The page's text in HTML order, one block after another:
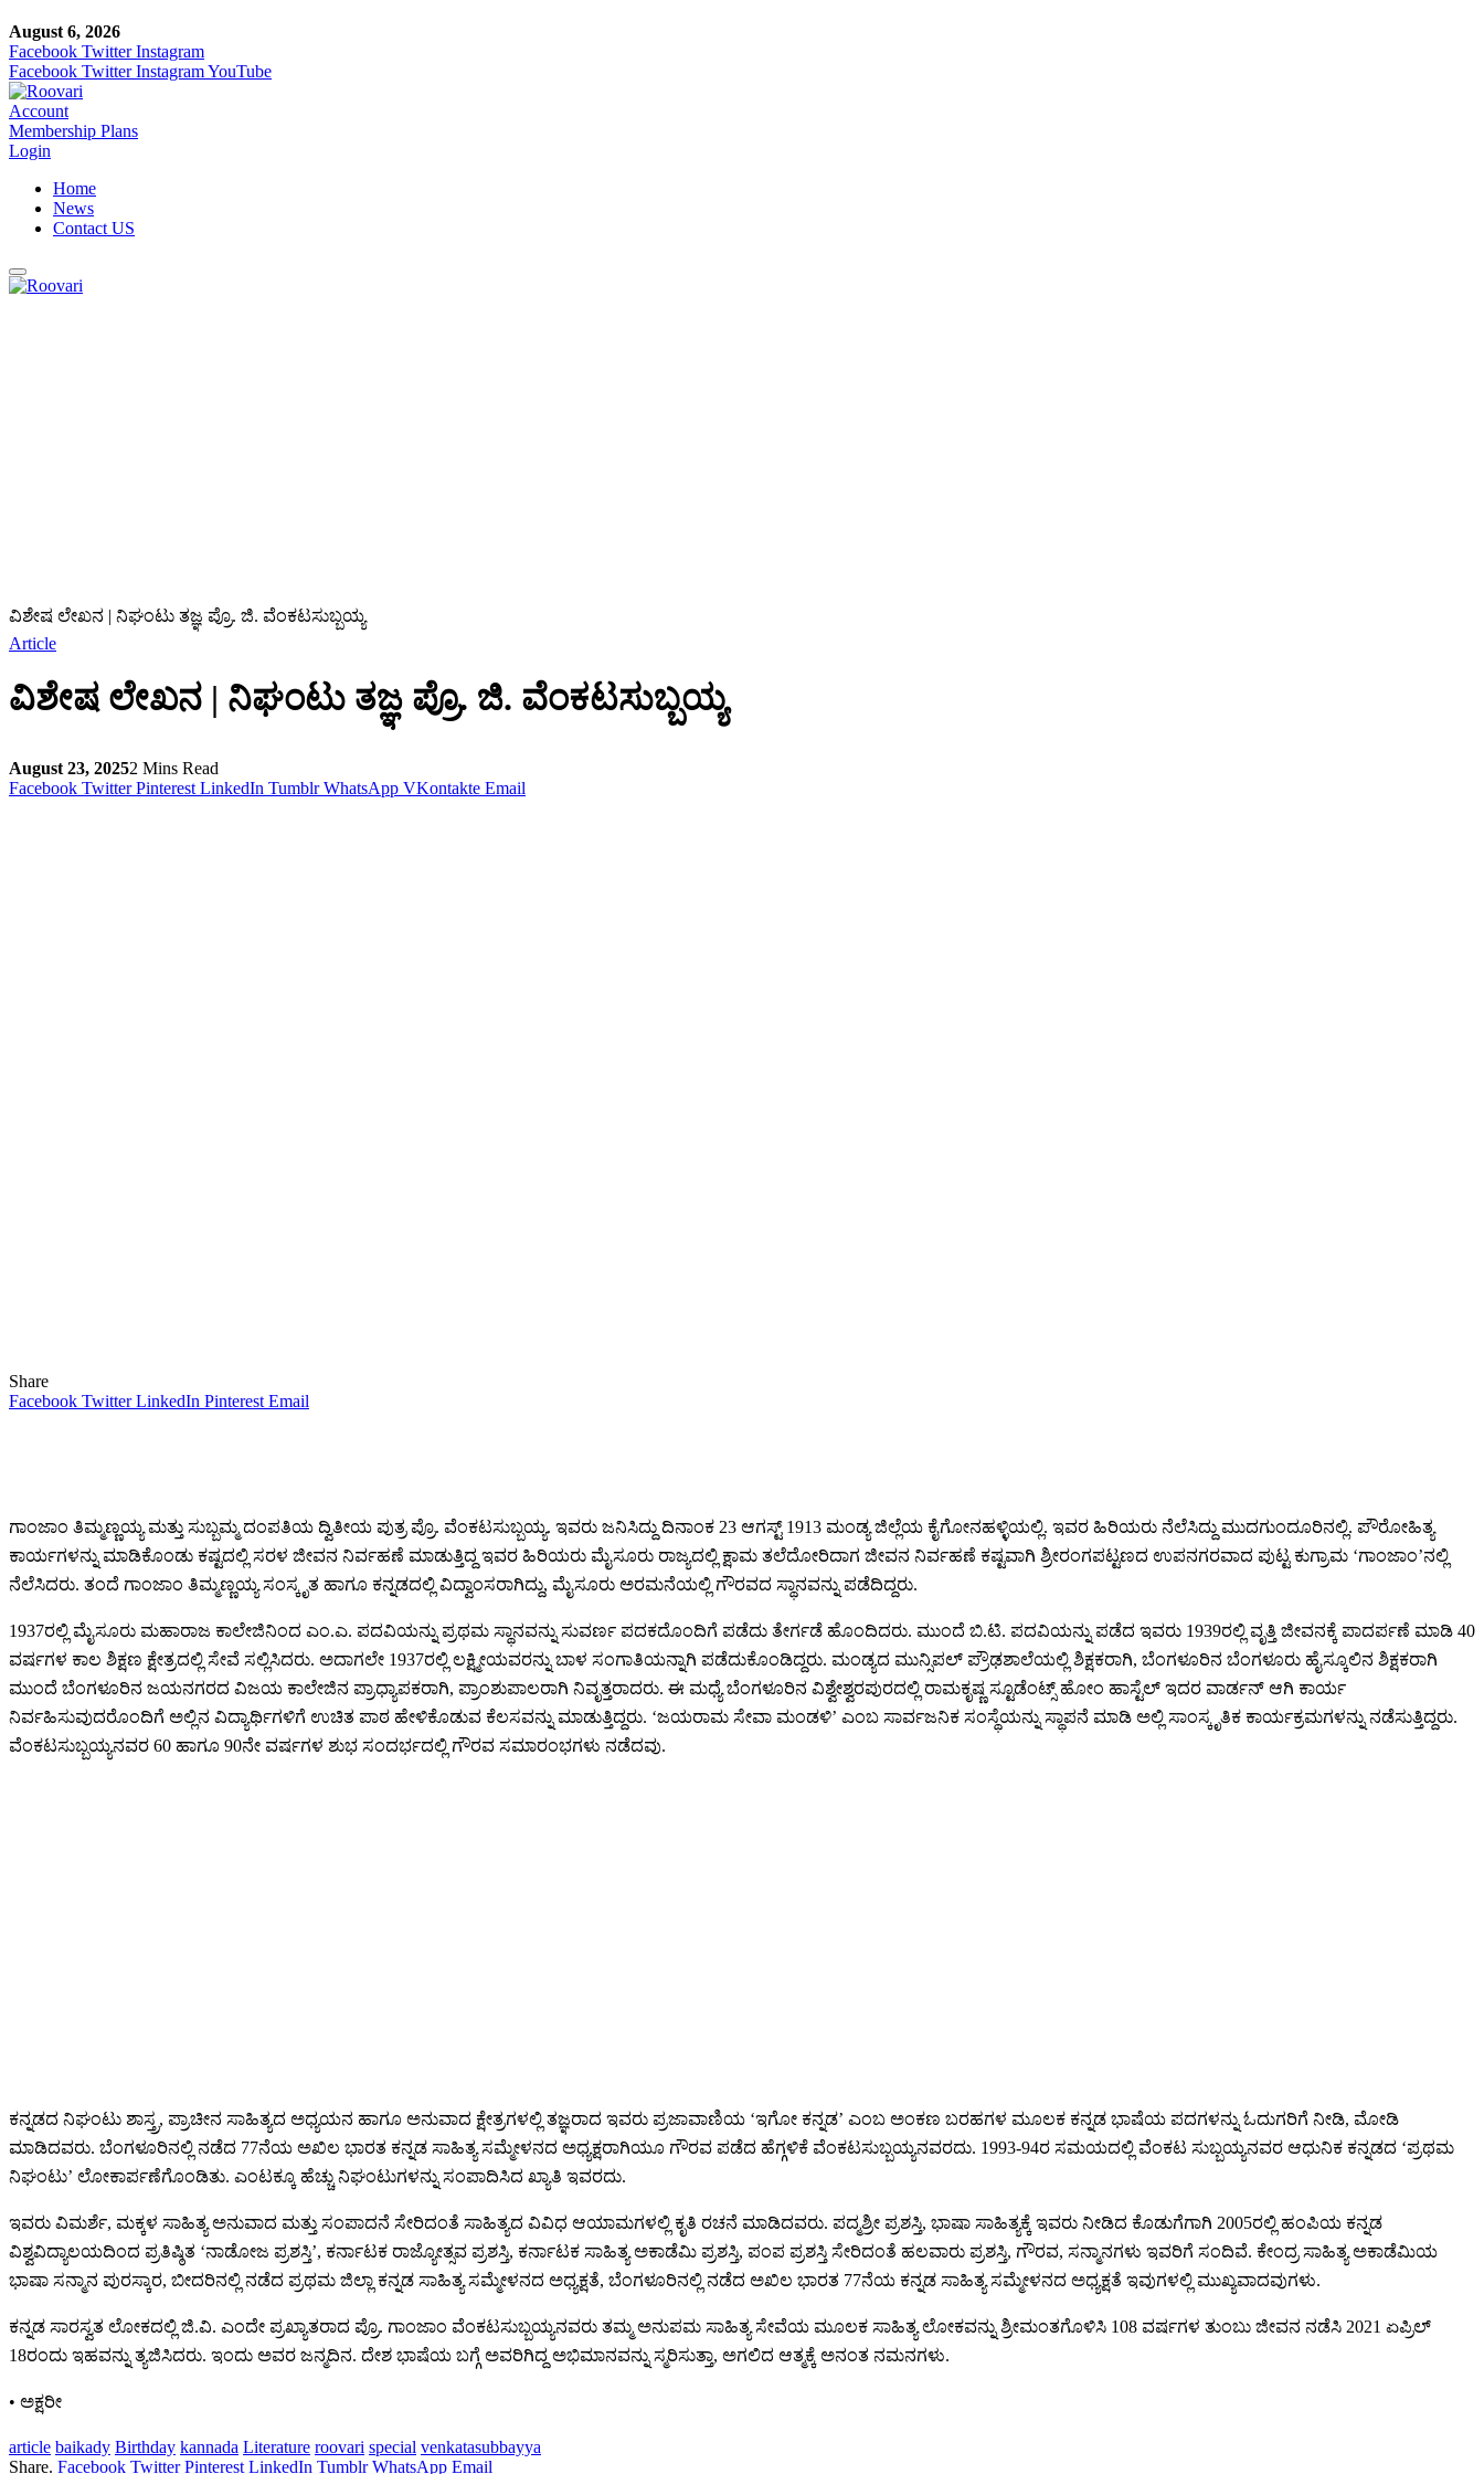
August 6, 2026
Facebook Twitter Instagram
Facebook Twitter InstagramYouTube
Account
Membership Plans
Login
Home
News
Contact US
ವಿಶೇಷ ಲೇಖನ | ನಿಘಂಟು ತಜ್ಞ ಪ್ರೊ. ಜಿ. ವೆಂಕಟಸುಬ್ಬಯ್ಯ
Article
ವಿಶೇಷ ಲೇಖನ | ನಿಘಂಟು ತಜ್ಞ ಪ್ರೊ. ಜಿ. ವೆಂಕಟಸುಬ್ಬಯ್ಯ
August 23, 20252 Mins Read
Facebook Twitter Pinterest LinkedIn Tumblr WhatsApp VKontakte Email
Share
Facebook Twitter LinkedIn Pinterest Email
ಗಾಂಜಾಂ ತಿಮ್ಮಣ್ಣಯ್ಯ ಮತ್ತು ಸುಬ್ಬಮ್ಮ ದಂಪತಿಯ ದ್ವಿತೀಯ ಪುತ್ರ ಪ್ರೊ. ವೆಂಕಟಸುಬ್ಬಯ್ಯ. ಇವರು ಜನಿಸಿದ್ದು ದಿನಾಂಕ 23 ಆಗಸ್ಟ್ 1913 ಮಂಡ್ಯ ಜಿಲ್ಲೆಯ ಕೈಗೋನಹಳ್ಳಿಯಲ್ಲಿ. ಇವರ ಹಿರಿಯರು ನೆಲೆಸಿದ್ದು ಮುದಗುಂದೂರಿನಲ್ಲಿ. ಪೌರೋಹಿತ್ಯ
ಕಾರ್ಯಗಳನ್ನು ಮಾಡಿಕೊಂಡು ಕಷ್ಟದಲ್ಲಿ ಸರಳ ಜೀವನ ನಿರ್ವಹಣೆ ಮಾಡುತ್ತಿದ್ದ ಇವರ ಹಿರಿಯರು ಮೈಸೂರು ರಾಜ್ಯದಲ್ಲಿ ಕ್ಷಾಮ ತಲೆದೋರಿದಾಗ ಜೀವನ ನಿರ್ವಹಣೆ ಕಷ್ಟವಾಗಿ ಶ್ರೀರಂಗಪಟ್ಟಣದ ಉಪನಗರವಾದ ಪುಟ್ಟ ಕುಗ್ರಾಮ ‘ಗಾಂಜಾಂ’ನಲ್ಲಿ
ನೆಲೆಸಿದರು. ತಂದೆ ಗಾಂಜಾಂ ತಿಮ್ಮಣ್ಣಯ್ಯ ಸಂಸ್ಕೃತ ಹಾಗೂ ಕನ್ನಡದಲ್ಲಿ ವಿದ್ವಾಂಸರಾಗಿದ್ದು, ಮೈಸೂರು ಅರಮನೆಯಲ್ಲಿ ಗೌರವದ ಸ್ಥಾನವನ್ನು ಪಡೆದಿದ್ದರು.
1937ರಲ್ಲಿ ಮೈಸೂರು ಮಹಾರಾಜ ಕಾಲೇಜಿನಿಂದ ಎಂ.ಎ. ಪದವಿಯನ್ನು ಪ್ರಥಮ ಸ್ಥಾನವನ್ನು ಸುವರ್ಣ ಪದಕದೊಂದಿಗೆ ಪಡೆದು ತೇರ್ಗಡೆ ಹೊಂದಿದರು. ಮುಂದೆ ಬಿ.ಟಿ. ಪದವಿಯನ್ನು ಪಡೆದ ಇವರು 1939ರಲ್ಲಿ ವೃತ್ತಿ ಜೀವನಕ್ಕೆ ಪಾದರ್ಪಣೆ ಮಾಡಿ 40
ವರ್ಷಗಳ ಕಾಲ ಶಿಕ್ಷಣ ಕ್ಷೇತ್ರದಲ್ಲಿ ಸೇವೆ ಸಲ್ಲಿಸಿದರು. ಅದಾಗಲೇ 1937ರಲ್ಲಿ ಲಕ್ಷ್ಮೀಯವರನ್ನು ಬಾಳ ಸಂಗಾತಿಯನ್ನಾಗಿ ಪಡೆದುಕೊಂಡಿದ್ದರು. ಮಂಡ್ಯದ ಮುನ್ಸಿಪಲ್ ಪ್ರೌಢಶಾಲೆಯಲ್ಲಿ ಶಿಕ್ಷಕರಾಗಿ, ಬೆಂಗಳೂರಿನ ಬೆಂಗಳೂರು ಹೈಸ್ಕೂಲಿನ ಶಿಕ್ಷಕರಾಗಿ
ಮುಂದೆ ಬೆಂಗಳೂರಿನ ಜಯನಗರದ ವಿಜಯ ಕಾಲೇಜಿನ ಪ್ರಾಧ್ಯಾಪಕರಾಗಿ, ಪ್ರಾಂಶುಪಾಲರಾಗಿ ನಿವೃತ್ತರಾದರು. ಈ ಮಧ್ಯೆ ಬೆಂಗಳೂರಿನ ವಿಶ್ವೇಶ್ವರಪುರದಲ್ಲಿ ರಾಮಕೃಷ್ಣ ಸ್ಟೂಡೆಂಟ್ಸ್ ಹೋಂ ಹಾಸ್ಟೆಲ್ ಇದರ ವಾರ್ಡನ್ ಆಗಿ ಕಾರ್ಯ
ನಿರ್ವಹಿಸುವುದರೊಂದಿಗೆ ಅಲ್ಲಿನ ವಿದ್ಯಾರ್ಥಿಗಳಿಗೆ ಉಚಿತ ಪಾಠ ಹೇಳಿಕೊಡುವ ಕೆಲಸವನ್ನು ಮಾಡುತ್ತಿದ್ದರು. ‘ಜಯರಾಮ ಸೇವಾ ಮಂಡಳಿ’ ಎಂಬ ಸಾರ್ವಜನಿಕ ಸಂಸ್ಥೆಯನ್ನು ಸ್ಥಾಪನೆ ಮಾಡಿ ಅಲ್ಲಿ ಸಾಂಸ್ಕೃತಿಕ ಕಾರ್ಯಕ್ರಮಗಳನ್ನು ನಡೆಸುತ್ತಿದ್ದರು.
ವೆಂಕಟಸುಬ್ಬಯ್ಯನವರ 60 ಹಾಗೂ 90ನೇ ವರ್ಷಗಳ ಶುಭ ಸಂದರ್ಭದಲ್ಲಿ ಗೌರವ ಸಮಾರಂಭಗಳು ನಡೆದವು.
ಕನ್ನಡದ ನಿಘಂಟು ಶಾಸ್ತ್ರ, ಪ್ರಾಚೀನ ಸಾಹಿತ್ಯದ ಅಧ್ಯಯನ ಹಾಗೂ ಅನುವಾದ ಕ್ಷೇತ್ರಗಳಲ್ಲಿ ತಜ್ಞರಾದ ಇವರು ಪ್ರಜಾವಾಣಿಯ ‘ಇಗೋ ಕನ್ನಡ’ ಎಂಬ ಅಂಕಣ ಬರಹಗಳ ಮೂಲಕ ಕನ್ನಡ ಭಾಷೆಯ ಪದಗಳನ್ನು ಓದುಗರಿಗೆ ನೀಡಿ, ಮೋಡಿ
ಮಾಡಿದವರು. ಬೆಂಗಳೂರಿನಲ್ಲಿ ನಡೆದ 77ನೆಯ ಅಖಿಲ ಭಾರತ ಕನ್ನಡ ಸಾಹಿತ್ಯ ಸಮ್ಮೇಳನದ ಅಧ್ಯಕ್ಷರಾಗಿಯೂ ಗೌರವ ಪಡೆದ ಹೆಗ್ಗಳಿಕೆ ವೆಂಕಟಸುಬ್ಬಯ್ಯನವರದು. 1993-94ರ ಸಮಯದಲ್ಲಿ ವೆಂಕಟ ಸುಬ್ಬಯ್ಯನವರ ಆಧುನಿಕ ಕನ್ನಡದ ‘ಪ್ರಥಮ
ನಿಘಂಟು’ ಲೋಕಾರ್ಪಣೆಗೊಂಡಿತು. ಎಂಟಕ್ಕೂ ಹೆಚ್ಚು ನಿಘಂಟುಗಳನ್ನು ಸಂಪಾದಿಸಿದ ಖ್ಯಾತಿ ಇವರದು.
ಇವರು ವಿಮರ್ಶೆ, ಮಕ್ಕಳ ಸಾಹಿತ್ಯ ಅನುವಾದ ಮತ್ತು ಸಂಪಾದನೆ ಸೇರಿದಂತೆ ಸಾಹಿತ್ಯದ ವಿವಿಧ ಆಯಾಮಗಳಲ್ಲಿ ಕೃತಿ ರಚನೆ ಮಾಡಿದವರು. ಪದ್ಮಶ್ರೀ ಪ್ರಶಸ್ತಿ, ಭಾಷಾ ಸಾಹಿತ್ಯಕ್ಕೆ ಇವರು ನೀಡಿದ ಕೊಡುಗೆಗಾಗಿ 2005ರಲ್ಲಿ ಹಂಪಿಯ ಕನ್ನಡ
ವಿಶ್ವವಿದ್ಯಾಲಯದಿಂದ ಪ್ರತಿಷ್ಠಿತ ‘ನಾಡೋಜ ಪ್ರಶಸ್ತಿ’, ಕರ್ನಾಟಕ ರಾಜ್ಯೋತ್ಸವ ಪ್ರಶಸ್ತಿ, ಕರ್ನಾಟಕ ಸಾಹಿತ್ಯ ಅಕಾಡೆಮಿ ಪ್ರಶಸ್ತಿ, ಪಂಪ ಪ್ರಶಸ್ತಿ ಸೇರಿದಂತೆ ಹಲವಾರು ಪ್ರಶಸ್ತಿ, ಗೌರವ, ಸನ್ಮಾನಗಳು ಇವರಿಗೆ ಸಂದಿವೆ. ಕೇಂದ್ರ ಸಾಹಿತ್ಯ ಅಕಾಡೆಮಿಯ
ಭಾಷಾ ಸನ್ಮಾನ ಪುರಸ್ಕಾರ, ಬೀದರಿನಲ್ಲಿ ನಡೆದ ಪ್ರಥಮ ಜಿಲ್ಲಾ ಕನ್ನಡ ಸಾಹಿತ್ಯ ಸಮ್ಮೇಳನದ ಅಧ್ಯಕ್ಷತೆ, ಬೆಂಗಳೂರಿನಲ್ಲಿ ನಡೆದ ಅಖಿಲ ಭಾರತ 77ನೆಯ ಕನ್ನಡ ಸಾಹಿತ್ಯ ಸಮ್ಮೇಳನದ ಅಧ್ಯಕ್ಷತೆ ಇವುಗಳಲ್ಲಿ ಮುಖ್ಯವಾದವುಗಳು.
ಕನ್ನಡ ಸಾರಸ್ವತ ಲೋಕದಲ್ಲಿ ಜಿ.ವಿ. ಎಂದೇ ಪ್ರಖ್ಯಾತರಾದ ಪ್ರೊ. ಗಾಂಜಾಂ ವೆಂಕಟಸುಬ್ಬಯ್ಯನವರು ತಮ್ಮ ಅನುಪಮ ಸಾಹಿತ್ಯ ಸೇವೆಯ ಮೂಲಕ ಸಾಹಿತ್ಯ ಲೋಕವನ್ನು ಶ್ರೀಮಂತಗೊಳಿಸಿ 108 ವರ್ಷಗಳ ತುಂಬು ಜೀವನ ನಡೆಸಿ 2021 ಏಪ್ರಿಲ್
18ರಂದು ಇಹವನ್ನು ತ್ಯಜಿಸಿದರು. ಇಂದು ಅವರ ಜನ್ಮದಿನ. ದೇಶ ಭಾಷೆಯ ಬಗ್ಗೆ ಅವರಿಗಿದ್ದ ಅಭಿಮಾನವನ್ನು ಸ್ಮರಿಸುತ್ತಾ, ಅಗಲಿದ ಆತ್ಮಕ್ಕೆ ಅನಂತ ನಮನಗಳು.
•⁠ ⁠ಅಕ್ಷರೀ
article baikady Birthday kannada Literature roovari special venkatasubbayya
Share. Facebook Twitter Pinterest LinkedIn Tumblr WhatsApp Email